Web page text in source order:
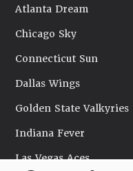
Atlanta Dream
Chicago Sky
Connecticut Sun
Dallas Wings
Golden State Valkyries
Indiana Fever
Las Vegas Aces